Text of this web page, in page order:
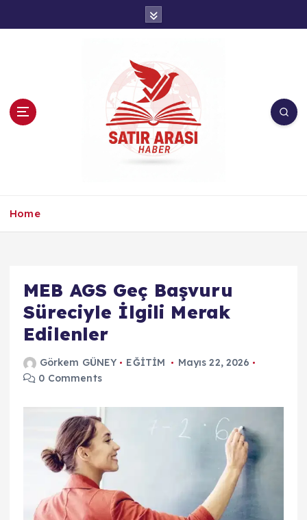
Home
MEB AGS Geç Başvuru
Süreciyle İlgili Merak
Edilenler
Görkem GÜNEY EĞİTİM
Mayıs 22, 2026
0 Comments